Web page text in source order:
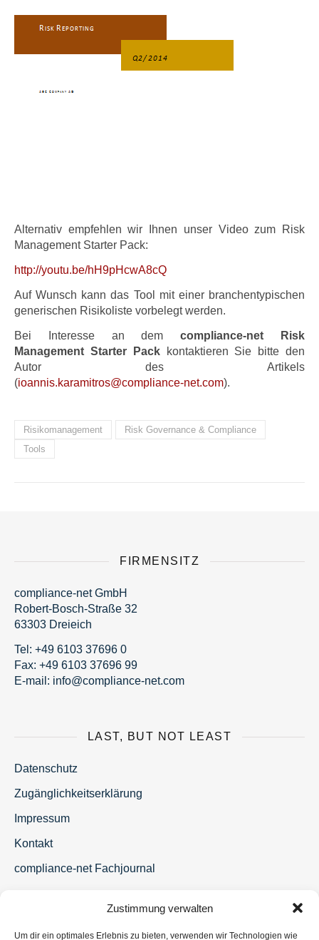
Zustimmung verwalten
Um dir ein optimales Erlebnis zu bieten, verwenden wir Technologien wie
Alternativ empfehlen wir Ihnen unser Video zum Risk
Management Starter Pack:
http://youtu.be/hH9pHcwA8cQ
Auf Wunsch kann das Tool mit einer branchentypischen
generischen Risikoliste vorbelegt werden.
Bei Interesse an demcompliance-net Risk
Management Starter Pack
kontaktieren Sie bitte den
Autor des Artikels
(
moc.t
en-ec
nailp
moc@s
ortim
arak.
sinna
oi ).
Risikomanagement
Risk Governance & Compliance
Tools
FIRMENSITZ
compliance-net GmbH
Robert-Bosch-Straße 32
63303 Dreieich
Tel: +49 6103 37696 0
Fax: +49 6103 37696 99
E-mail:
moc.t
en-ec
nailp
moc@o
fni
LAST, BUT NOT LEAST
Datenschutz
Zugänglichkeitserklärung
Impressum
Kontakt
compliance-net Fachjournal